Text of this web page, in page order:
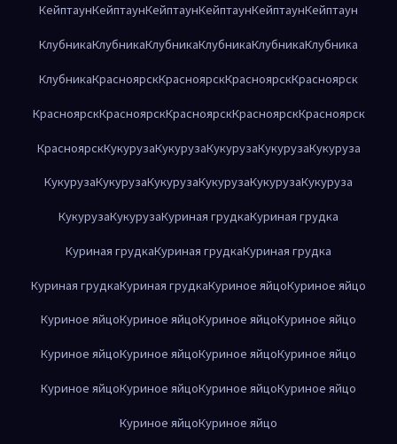
КейптаунКейптаунКейптаунКейптаунКейптаунКейптаун
КлубникаКлубникаКлубникаКлубникаКлубникаКлубника
КлубникаКрасноярскКрасноярскКрасноярскКрасноярск
КрасноярскКрасноярскКрасноярскКрасноярскКрасноярск
КрасноярскКукурузаКукурузаКукурузаКукурузаКукуруза
КукурузаКукурузаКукурузаКукурузаКукурузаКукуруза
КукурузаКукурузаКуриная грудкаКуриная грудка
Куриная грудкаКуриная грудкаКуриная грудка
Куриная грудкаКуриная грудкаКуриное яйцоКуриное яйцо
Куриное яйцоКуриное яйцоКуриное яйцоКуриное яйцо
Куриное яйцоКуриное яйцоКуриное яйцоКуриное яйцо
Куриное яйцоКуриное яйцоКуриное яйцоКуриное яйцо
Куриное яйцоКуриное яйцо